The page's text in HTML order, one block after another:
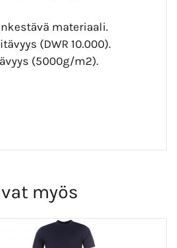
materiaali.
(DWR 10.000).
(5000g/m2).
myös